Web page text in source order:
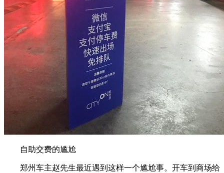
自助交费的尴尬
郑州车主赵先生最近遇到这样一个尴尬事。开车到商场给